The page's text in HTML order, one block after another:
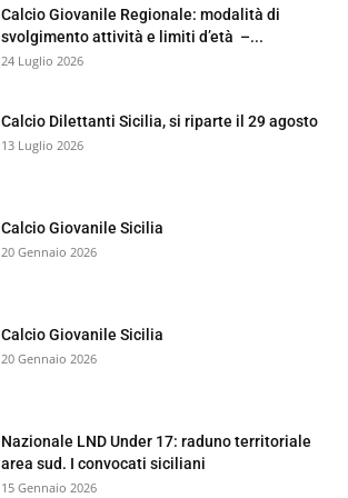
Calcio Giovanile Regionale: modalità di
svolgimento attività e limiti d’età –...
24 Luglio 2026
Calcio Dilettanti Sicilia, si riparte il 29 agosto
13 Luglio 2026
Calcio Giovanile Sicilia
20 Gennaio 2026
Calcio Giovanile Sicilia
20 Gennaio 2026
Nazionale LND Under 17: raduno territoriale
area sud. I convocati siciliani
15 Gennaio 2026